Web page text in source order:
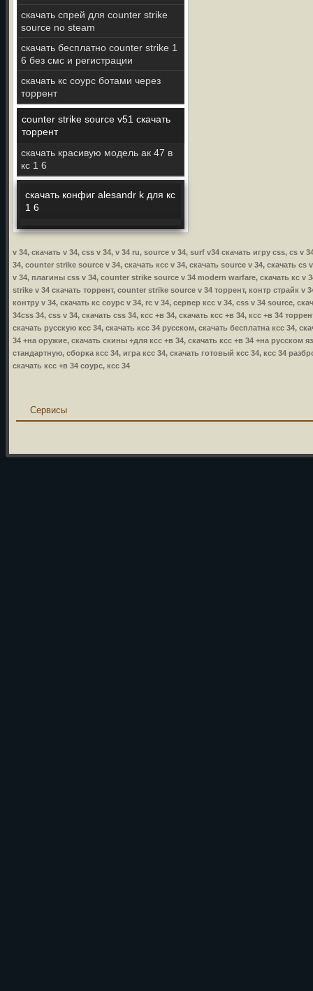
скачать спрей для counter strike
source no steam
скачать бесплатно counter strike 1
6 без смс и регистрации
скачать кс соурс ботами через
торрент
counter strike source v51 скачать
торрент
скачать красивую модель ак 47 в
кс 1 6
скачать конфиг alesandr k для кс
1 6
v 34, скачать v 34, css v 34, v 34 ru, source v 34, surf v34 скачать игру css, cs
34, counter strike source v 34, скачать ксс v 34, скачать source v 34, скачать
v 34, плагины css v 34, counter strike source v 34 modern warfare, скачать кс v
strike v 34 скачать торрент, counter strike source v 34 торрент, контр страйк v
контру v 34, скачать кс соурс v 34, rc v 34, сервер ксс v 34, css v 34 source,
34css 34, css v 34, скачать css 34, ксс +в 34, скачать ксс +в 34, ксс +в 34
скачать русскую ксс 34, скачать ксс 34 русском, скачать бесплатна ксс 34,
34 +на оружие, скачать скины +для ксс +в 34, скачать ксс +в 34 +на русском
стандартную, сборка ксс 34, игра ксс 34, скачать готовый ксс 34, ксс 34
скачать ксс +в 34 соурс, ксс 34
Сервисы